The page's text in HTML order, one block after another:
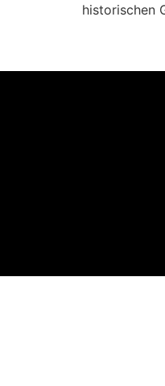
historischen